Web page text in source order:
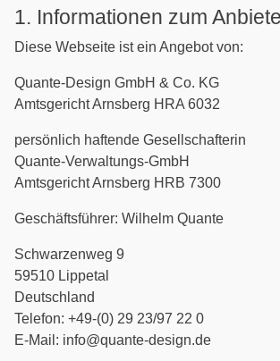
1. Informationen zum
Diese Webseite ist ein Angebot von:
Quante-Design GmbH & Co. KG
Amtsgericht Arnsberg HRA 6032
persönlich haftende Gesellschafterin
Quante-Verwaltungs-GmbH
Amtsgericht Arnsberg HRB 7300
Geschäftsführer: Wilhelm Quante
Schwarzenweg 9
59510 Lippetal
Deutschland
Telefon: +49-(0) 29 23/97 22 0
E-Mail: info@quante-design.de